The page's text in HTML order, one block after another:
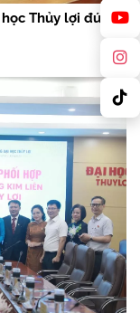
Thủy lợi đứng